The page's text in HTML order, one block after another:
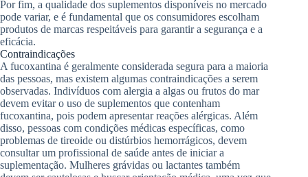
Por fim, a qualidade dos suplementos disponíveis no mercado
pode variar, e é fundamental que os consumidores escolham
produtos de marcas respeitáveis para garantir a segurança e a
eficácia.
Contraindicações
A fucoxantina é geralmente considerada segura para a maioria
das pessoas, mas existem algumas contraindicações a serem
observadas. Indivíduos com alergia a algas ou frutos do mar
devem evitar o uso de suplementos que contenham
fucoxantina, pois podem apresentar reações alérgicas. Além
disso, pessoas com condições médicas específicas, como
problemas de tireoide ou distúrbios hemorrágicos, devem
consultar um profissional de saúde antes de iniciar a
suplementação. Mulheres grávidas ou lactantes também